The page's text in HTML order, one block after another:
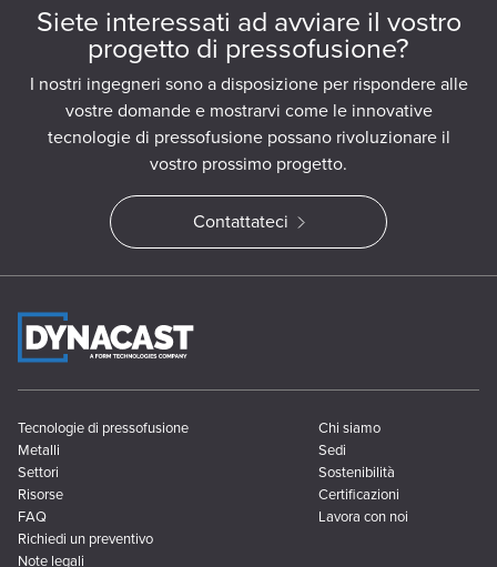
Siete interessati ad avviare il vostro
progetto di pressofusione?
I nostri ingegneri sono a disposizione per rispondere alle
vostre domande e mostrarvi come le innovative
tecnologie di pressofusione possano rivoluzionare il
vostro prossimo progetto.
Contattateci
Tecnologie di pressofusione
Metalli
Settori
Risorse
FAQ
Chi siamo
Sedi
Sostenibilità
Certificazioni
Lavora con noi
Richiedi un preventivo
Note legali